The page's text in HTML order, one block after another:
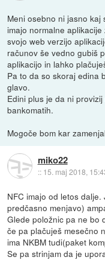
Meni osebno ni jasno
imajo normalne
svojo web verzijo
računov še vedno gubiš
aplikacijo in lahko
Pa to da so skoraj edina
glavo.
Edini plus je da ni
bankomatih.
Mogoče bom kar
miko22
:: 15. maj 2018,
NFC imajo od letos
predčasno menjavo)
Glede položnic pa ne bo
če pa plačuješ mesečno
ima NKBM tudi(paket
Se pa strinjam da je